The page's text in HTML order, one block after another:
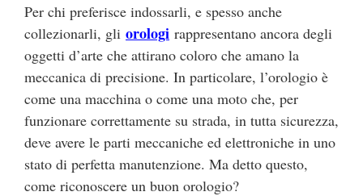
Per chi preferisce indossarli, e spesso anche
collezionarli, gli orologi rappresentano ancora degli
oggetti d’arte che attirano coloro che amano la
meccanica di precisione. In particolare, l’orologio è
come una macchina o come una moto che, per
funzionare correttamente su strada, in tutta sicurezza,
deve avere le parti meccaniche ed elettroniche in uno
stato di perfetta manutenzione. Ma detto questo,
come riconoscere un buon orologio?